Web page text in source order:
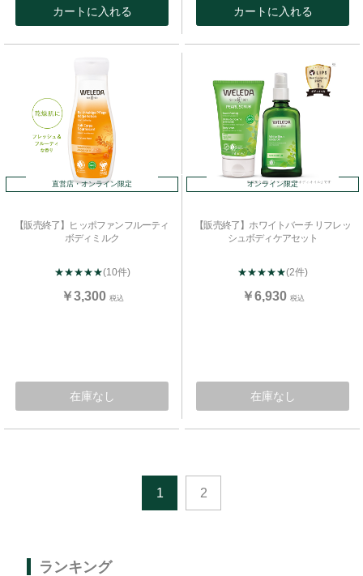
カートに入れる カートに入れる
直営店・オンライン限定
【販売終了】ヒッポファンフルーティ
ボディミルク
★★★★★(10件)
￥3,300 税込
在庫なし
オンライン限定
【販売終了】ホワイトバーチ リフレッ
シュボディケアセット
★★★★★(2件)
￥6,930 税込
在庫なし
1 2
ランキング